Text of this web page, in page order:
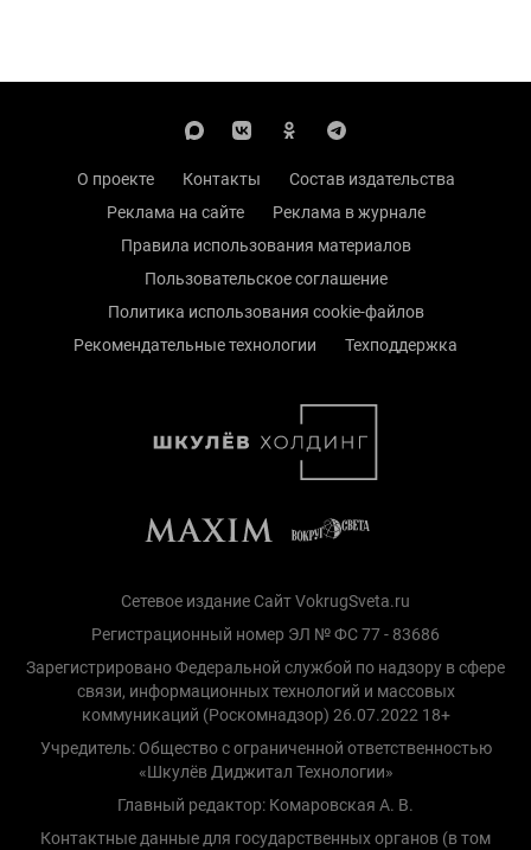
О проекте Контакты
Состав издательства
Реклама на сайте
Реклама в журнале
Правила использования материалов
Пользовательское соглашение
Политика использования cookie-файлов
Рекомендательные технологии
Техподдержка
Сетевое издание Сайт VokrugSveta.ru
Регистрационный номер ЭЛ № ФС 77 - 83686
Зарегистрировано Федеральной службой по надзору в сфере
связи, информационных технологий и массовых
коммуникаций (Роскомнадзор) 26.07.2022 18+
Учредитель: Общество с ограниченной ответственностью
«Шкулёв Диджитал Технологии»
Главный редактор: Комаровская А. В.
Контактные данные для государственных органов (в том